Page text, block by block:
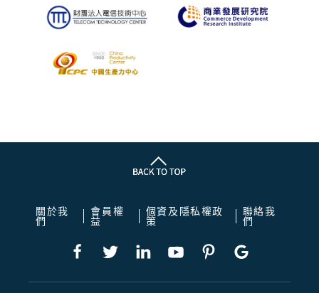
關於我
們
會員權
益
個資及隱私權政
策
聯絡我
們